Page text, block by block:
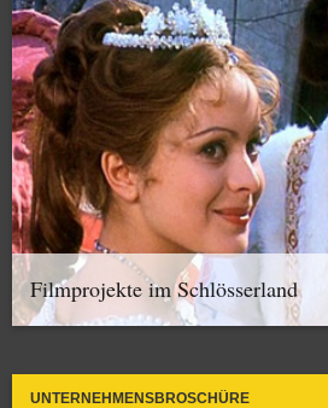
Filmprojekte im Schlösserland
UNTERNEHMENSBROSCHÜRE